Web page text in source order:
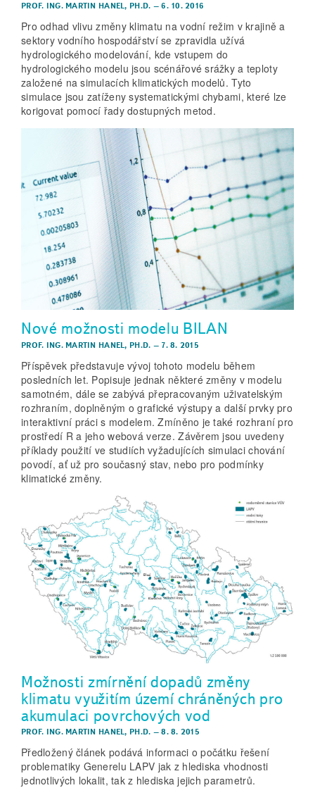
PROF. ING. MARTIN HANEL, PH.D. –6. 10. 2016
Pro odhad vlivu změny klimatu na vodní režim v krajině a
sektory vodního hospodářství se zpravidla užívá
hydrologického modelování, kde vstupem do
hydrologického modelu jsou scénářové srážky a teploty
založené na simulacích klimatických modelů. Tyto
simulace jsou zatíženy systematickými chybami, které lze
korigovat pomocí řady dostupných metod.
Nové možnosti modelu BILAN
PROF. ING. MARTIN HANEL, PH.D. – 7. 8. 2015
Příspěvek představuje vývoj tohoto modelu během
posledních let. Popisuje jednak některé změny v modelu
samotném, dále se zabývá přepracovaným uživatelským
rozhraním, doplněným o grafické výstupy a další prvky pro
interaktivní práci s modelem. Zmíněno je také rozhraní pro
prostředí R a jeho webová verze. Závěrem jsou uvedeny
příklady použití ve studiích vyžadujících simulaci chování
povodí, ať už pro současný stav, nebo pro podmínky
klimatické změny.
Možnosti zmírnění dopadů změny
klimatu využitím území chráněných pro
akumulaci povrchových vod
PROF. ING. MARTIN HANEL, PH.D. –8. 8. 2015
Předložený článek podává informaci o počátku řešení
problematiky Generelu LAPV jak z hlediska vhodnosti
jednotlivých lokalit, tak z hlediska jejich parametrů.